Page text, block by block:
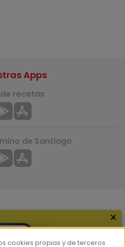
Apps
recetas
de Santiago
×
cookies propias y de terceros